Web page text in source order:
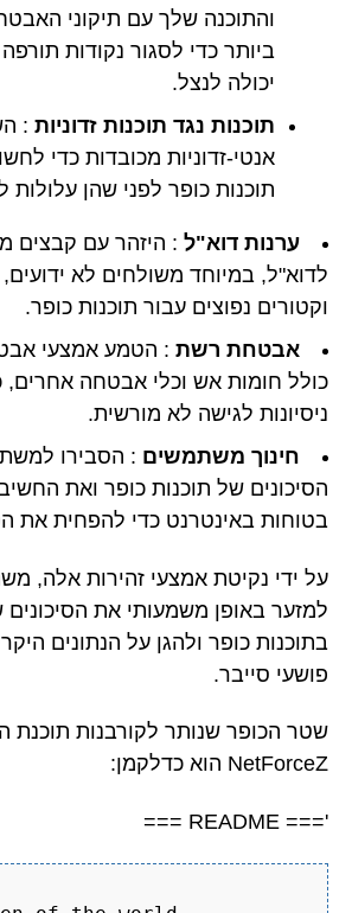
והתוכנה שלך עם תיקוני
ביותר כדי לסגור נקודות
יכולה לנצל.
תוכנות נגד תוכנות זדוניות :
אנטי-זדוניות מכובדות כדי
תוכנות כופר לפני שהן עלולות
ערנות דוא"ל : היזהר עם קבצים
לדוא"ל, במיוחד משולחים לא ידועים,
וקטורים נפוצים עבור תוכנות כופר.
אבטחת רשת : הטמע אמצעי
כולל חומות אש וכלי אבטחה אחרים,
ניסיונות לגישה לא מורשית.
חינוך משתמשים : הסבירו
הסיכונים של תוכנות כופר ואת
בטוחות באינטרנט כדי להפחית את
על ידי נקיטת אמצעי זהירות אלה,
למזער באופן משמעותי את הסיכונים
בתוכנות כופר ולהגן על הנתונים
פושעי סייבר.
שטר הכופר שנותר לקורבנות תוכנת
NetForceZ הוא כדלקמן:
'=== README ===